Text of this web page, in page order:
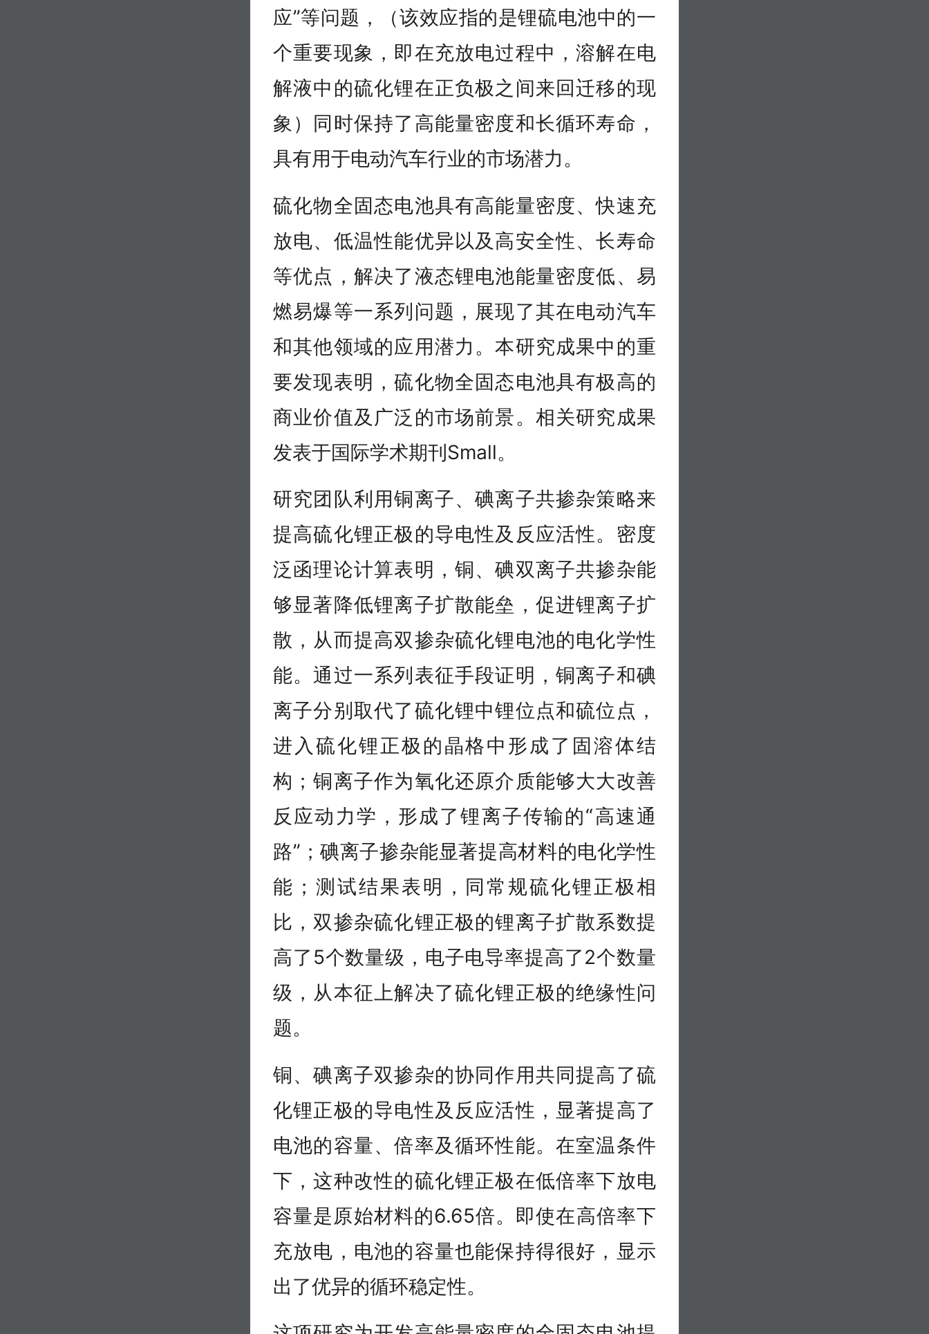
应”等问题，（该效应指的是锂硫电池中的一
个重要现象，即在充放电过程中，溶解在电
解液中的硫化锂在正负极之间来回迁移的现
象）同时保持了高能量密度和长循环寿命，
具有用于电动汽车行业的市场潜力。
硫化物全固态电池具有高能量密度、快速充
放电、低温性能优异以及高安全性、长寿命
等优点，解决了液态锂电池能量密度低、易
燃易爆等一系列问题，展现了其在电动汽车
和其他领域的应用潜力。本研究成果中的重
要发现表明，硫化物全固态电池具有极高的
商业价值及广泛的市场前景。相关研究成果
发表于国际学术期刊Small。
研究团队利用铜离子、碘离子共掺杂策略来
提高硫化锂正极的导电性及反应活性。密度
泛函理论计算表明，铜、碘双离子共掺杂能
够显著降低锂离子扩散能垒，促进锂离子扩
散，从而提高双掺杂硫化锂电池的电化学性
能。通过一系列表征手段证明，铜离子和碘
离子分别取代了硫化锂中锂位点和硫位点，
进入硫化锂正极的晶格中形成了固溶体结
构；铜离子作为氧化还原介质能够大大改善
反应动力学，形成了锂离子传输的“高速通
路”；碘离子掺杂能显著提高材料的电化学性
能；测试结果表明，同常规硫化锂正极相
比，双掺杂硫化锂正极的锂离子扩散系数提
高了5个数量级，电子电导率提高了2个数量
级，从本征上解决了硫化锂正极的绝缘性问
题。
铜、碘离子双掺杂的协同作用共同提高了硫
化锂正极的导电性及反应活性，显著提高了
电池的容量、倍率及循环性能。在室温条件
下，这种改性的硫化锂正极在低倍率下放电
容量是原始材料的6.65倍。即使在高倍率下
充放电，电池的容量也能保持得很好，显示
出了优异的循环稳定性。